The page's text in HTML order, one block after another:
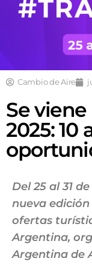
Cambio de Aire
Se viene
2025: 10
Del 25 al 31
nueva edición
ofertas
Argentina,
Argentina de